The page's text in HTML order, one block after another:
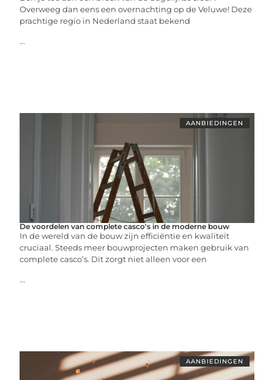
Overweeg dan eens een overnachting op de Veluwe! Deze
prachtige regio in Nederland staat bekend
...
AANBIEDINGEN
De voordelen van complete casco's in de moderne bouw
In de wereld van de bouw zijn efficiëntie en kwaliteit
cruciaal. Steeds meer bouwprojecten maken gebruik van
complete casco’s. Dit zorgt niet alleen voor een
...
AANBIEDINGEN